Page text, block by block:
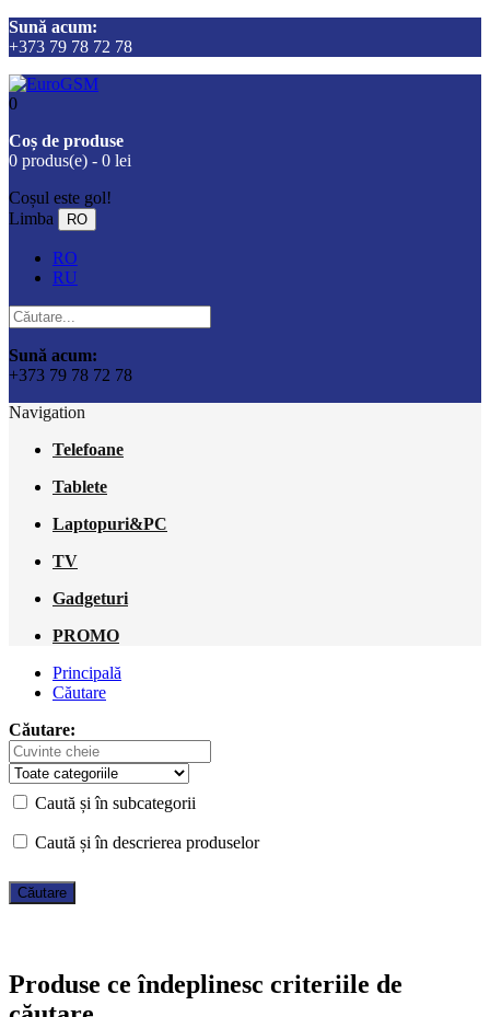
Sună acum:
+373 79 78 72 78
0
Coș de produse
0 produs(e) - 0 lei
Coșul este gol!
Limba
RO
RO
RU
Sună acum:
+373 79 78 72 78
Navigation
Telefoane
Tablete
Laptopuri&PC
TV
Gadgeturi
PROMO
Principală
Căutare
Căutare:
Caută și în subcategorii
Caută și în descrierea produselor
Produse ce îndeplinesc criteriile de